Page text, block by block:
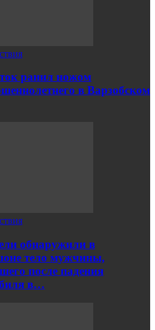
ранил ножом
в Варзобском
обнаружили в
тело мужчины,
после падения
в…